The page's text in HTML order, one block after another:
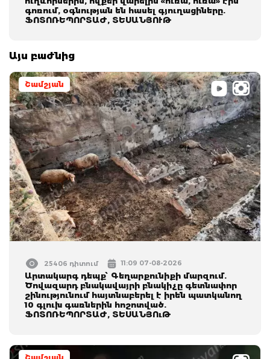
գոռում, օգնության են հասել գյուղացիները.
ՖՈՏՈՌԵՊՈՐՏԱԺ, ՏԵՍԱՆՅՈՒԹ
Այս բաժնից
Շամշյան
25406 դիտում 11:09 07-08-2026
Արտակարգ դեպք՝ Գեղարքունիքի մարզում.
Ծովազարդ բնակավայրի բնակիչը գետնափոր
շինությունում հայտնաբերել է իրեն պատկանող
10 գլուխ գառներին հոշոտված.
ՖՈՏՈՌԵՊՈՐՏԱԺ, ՏԵՍԱՆՅՈւԹ